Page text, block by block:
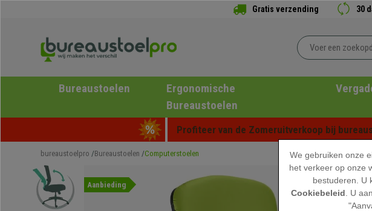
Gratis verzending 30
Bureaustoelen
Ergonomische
Bureaustoelen
Profiteer van de Zomeruitverkoop bij
bureaustoelpro Bureaustoelen Computerstoelen
Aanbieding
We gebruiken onze
het verkeer op onze
bestuderen. U
Cookiebeleid . U